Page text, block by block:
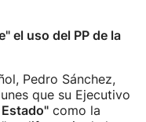
el uso del PP de la
Pedro Sánchez,
que su Ejecutivo
como la